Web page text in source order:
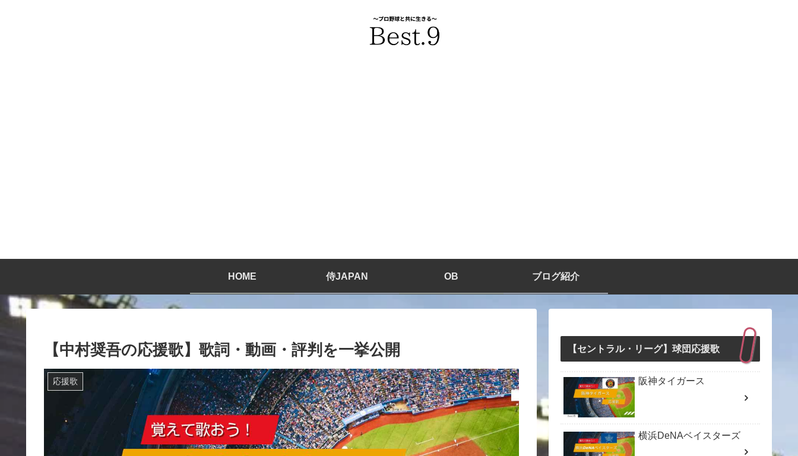
HOME 侍JAPAN OB ブログ紹介
【中村奨吾の応援歌】歌詞・動画・評判を一挙公開
応援歌
【セントラル・リーグ】球団応援歌
阪神タイガース
横浜DeNAベイスターズ